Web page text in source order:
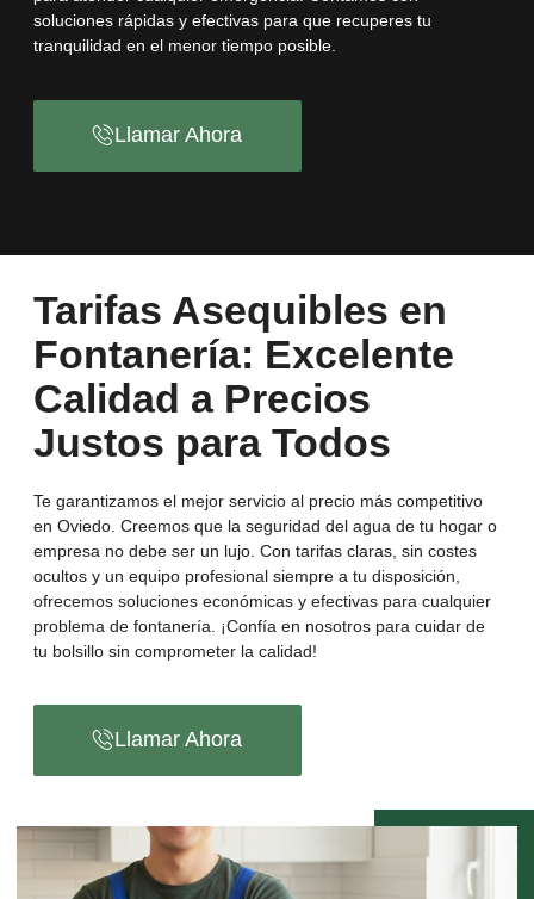
soluciones rápidas y efectivas para que recuperes tu
tranquilidad en el menor tiempo posible.
Llamar Ahora
Tarifas Asequibles en
Fontanería: Excelente
Calidad a Precios
Justos para Todos
Te garantizamos el mejor servicio al precio más competitivo
en Oviedo. Creemos que la seguridad del agua de tu hogar o
empresa no debe ser un lujo. Con tarifas claras, sin costes
ocultos y un equipo profesional siempre a tu disposición,
ofrecemos soluciones económicas y efectivas para cualquier
problema de fontanería. ¡Confía en nosotros para cuidar de
tu bolsillo sin comprometer la calidad!
Llamar Ahora